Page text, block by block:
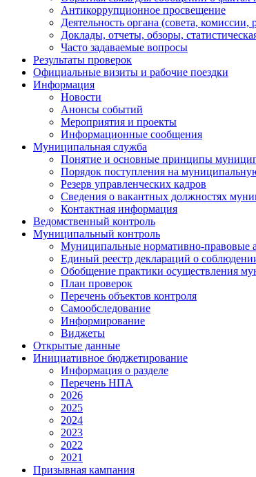
Антикоррупционное просвещение
Деятельность органа (совета,
Доклады, отчеты, обзоры,
Часто задаваемые вопросы
Результаты проверок
Официальные визиты и рабочие поездки
Информация
Новости
Анонсы событий
Мероприятия и проекты
Информационные сообщения
Муниципальная служба
Понятие и основные принципы
Порядок поступления на
Резерв управленческих кадров
Сведения о вакантных должностях
Контактная информация
Ведомственный контроль
Муниципальный контроль
Муниципальные нормативно-правовые
Единый реестр деклараций о
Обобщение практики осуществления
План проверок
Перечень объектов контроля
Самообследование
Информирование
Виджеты
Открытые данные
Инициативное бюджетирование
Информация о разделе
Перечень НПА
2026
2025
2024
2023
2022
2021
Призывная кампания